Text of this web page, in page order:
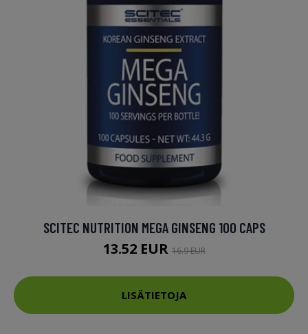
SCITEC NUTRITION MEGA GINSENG 100 CAPS
13.52 EUR16.9 EUR
LISÄTIETOJA